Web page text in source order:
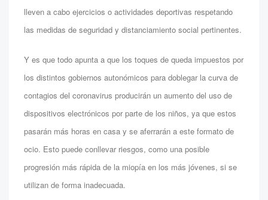
lleven a cabo ejercicios o actividades deportivas respetando
las medidas de seguridad y distanciamiento social pertinentes.
Y es que todo apunta a que los toques de queda impuestos por
los distintos gobiernos autonómicos para doblegar la curva de
contagios del coronavirus producirán un aumento del uso de
dispositivos electrónicos por parte de los niños, ya que estos
pasarán más horas en casa y se aferrarán a este formato de
ocio. Esto puede conllevar riesgos, como una posible
progresión más rápida de la miopía en los más jóvenes, si se
utilizan de forma inadecuada.